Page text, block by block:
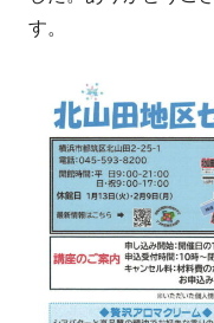
す。